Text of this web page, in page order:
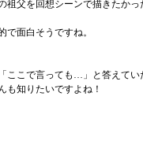
父を回想シーンで描きたかっ
面白そうですね。
ここで言っても…」と答えて
も知りたいですよね！